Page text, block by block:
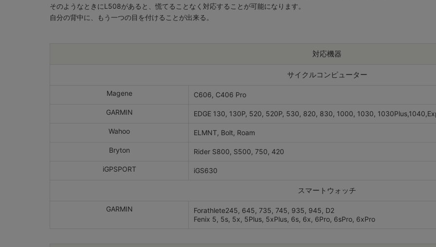
そのようなときにL508があると、慌てることなく対応することが可能になります。
自分の背中に、もう一つの目を付けることが出来る。
対応機器
サイクルコンピューター
Magene C606, C406 Pro
GARMIN EDGE 130, 130P, 520, 520P, 530, 820, 830, 1000, 1030,
Wahoo ELMNT, Bolt, Roam
Bryton Rider S800, S500, 750, 420
iGPSPORT iGS630
スマートウォッチ
GARMIN
Forathlete245, 645, 735, 745, 935, 945, D2
Fenix 5, 5s, 5x, 5Plus, 5xPlus, 6s, 6x, 6Pro, 6sPro, 6xPro